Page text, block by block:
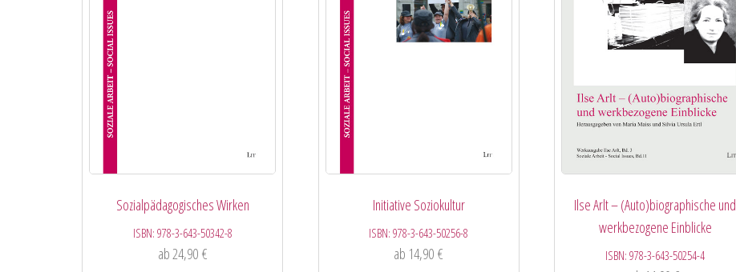
Sozialpädagogisches Wirken
ISBN: 978-3-643-50342-8
ab24,90 €
Initiative Soziokultur
ISBN:978-3-643-50256-8
ab 14,90€
Ilse Arlt – (Auto)biographische und
werkbezogene Einblicke
ISBN:978-3-643-50254-4